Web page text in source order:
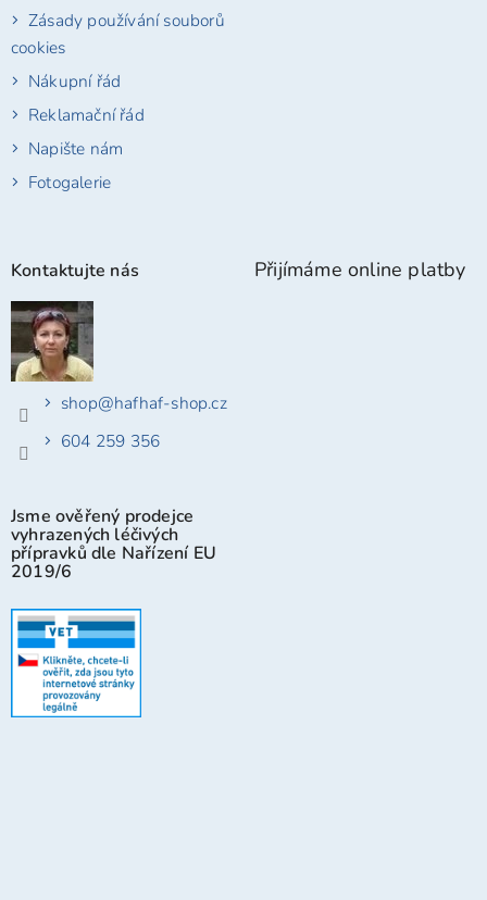
Zásady používání souborů
cookies
Nákupní řád
Reklamační řád
Napište nám
Fotogalerie
Kontaktujte nás
shop@hafhaf-shop.cz
604 259 356
Jsme ověřený prodejce
vyhrazených léčivých
přípravků dle Nařízení EU
2019/6
Přijímáme online platby